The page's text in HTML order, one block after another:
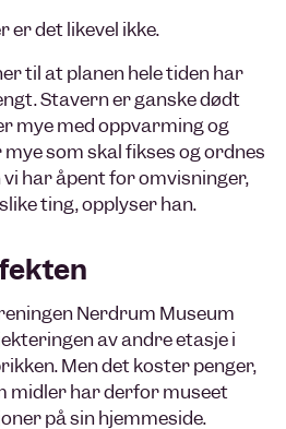
er det likevel ikke.
til at planen hele tiden har
Stavern er ganske dødt
mye med oppvarming og
som skal fikses og ordnes
har åpent for omvisninger,
ting, opplyser han.
Nerdrum Museum
av andre etasje i
Men det koster penger,
midler har derfor museet
på sin hjemmeside.